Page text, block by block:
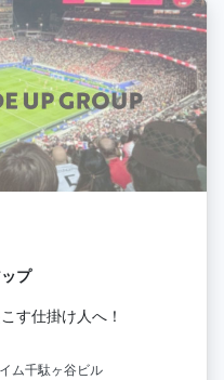
プ
す仕掛け人へ！
ム千駄ヶ谷ビル